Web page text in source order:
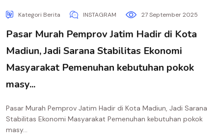
Kategori Berita INSTAGRAM 27 September 2025
Pasar Murah Pemprov Jatim Hadir di Kota
Madiun, Jadi Sarana Stabilitas Ekonomi
Masyarakat Pemenuhan kebutuhan pokok
masy...
Pasar Murah Pemprov Jatim Hadir di Kota Madiun, Jadi Sarana
Stabilitas Ekonomi Masyarakat Pemenuhan kebutuhan pokok
masy...